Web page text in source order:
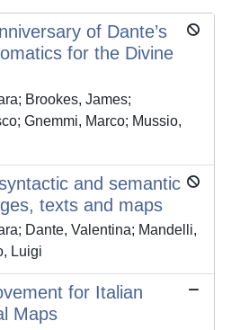
of Dante’s
for the Divine
Brookes, James;
Gnemmi, Marco; Mussio,
and semantic
texts and maps
Dante, Valentina; Mandelli,
Luigi
for Italian
Maps